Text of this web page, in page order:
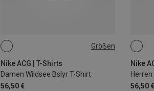
Größen
Nike ACG | T-Shirts
Damen Wildsee Bslyr T-Shirt
56,50 €
XS
Nike
56,50 €
S